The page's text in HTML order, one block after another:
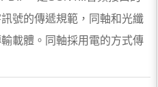
號的傳遞規範，同軸和光纖
載體。同軸採用電的方式傳